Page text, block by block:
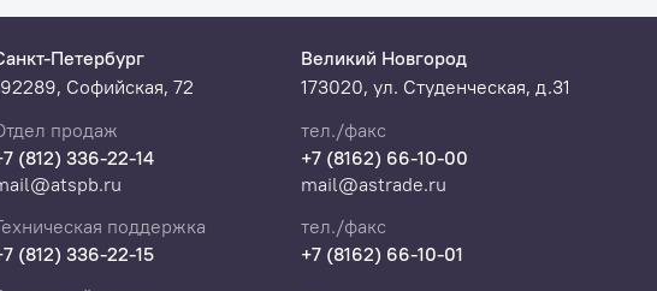
Петербург
Софийская, 72
продаж
(812) 336-22-14
поддержка
(812) 336-22-15
Великий Новгород
173020, ул. Студенческая, д.31
тел./факс
+7 (8162) 66-10-00
mail@astrade.ru
тел./факс
+7 (8162) 66-10-01